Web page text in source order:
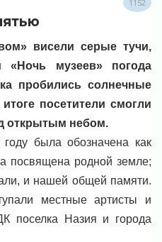
1152
висели серые тучи,
«Ночь музеев» погода
пробились солнечные
посетители смогли
открытым небом.
была обозначена как
посвящена родной земле;
и нашей общей памяти.
местные артисты и
поселка Назия и города